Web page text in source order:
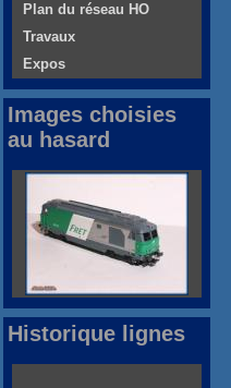
Plan du réseau HO
Travaux
Expos
Images choisies
au hasard
Historique lignes